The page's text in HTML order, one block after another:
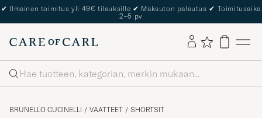
✔ Ilmainen toimitus yli 49€ tilauksille ✔ Maksuton palautus ✔ Toimitusaika
2–5 pv
Haku
BRUNELLO CUCINELLI / VAATTEET / SHORTSIT